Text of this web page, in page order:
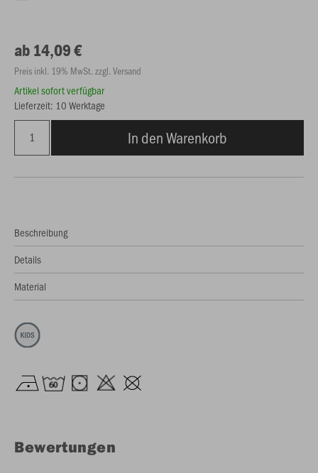
ab 14,09 €
Preis inkl. 19% MwSt. zzgl. Versand
Artikel sofort verfügbar
Lieferzeit: 10 Werktage
In den Warenkorb
Beschreibung
Details
Material
Bewertungen